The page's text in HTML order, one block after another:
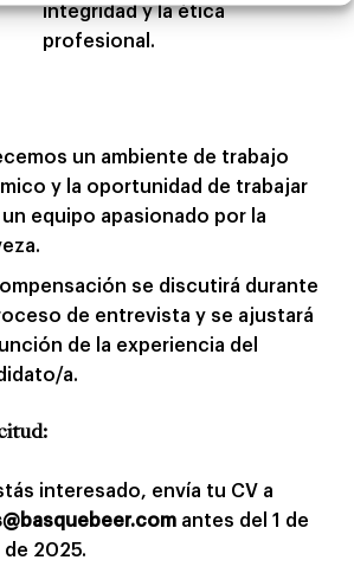
integridad y la ética
profesional.
un ambiente de trabajo
y la oportunidad de trabajar
equipo apasionado por la
se discutirá durante
de entrevista y se ajustará
de la experiencia del
a.
interesado, envía tu CV a
antes del 1 de
de 2025.